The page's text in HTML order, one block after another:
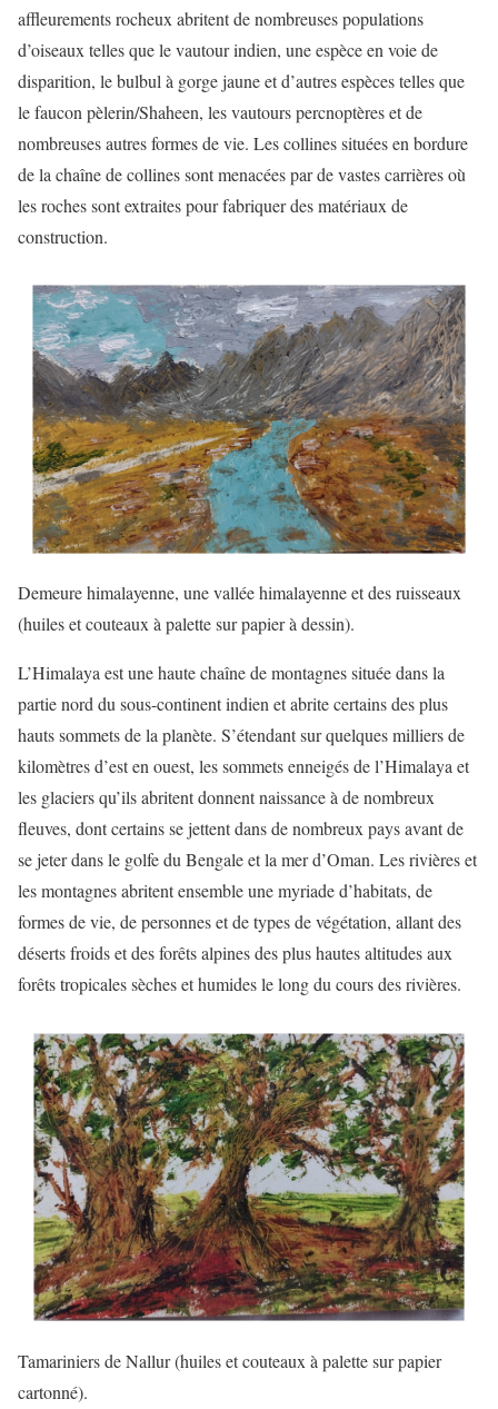
affleurements rocheux abritent de nombreuses populations
d’oiseaux telles que le vautour indien, une espèce en voie de
disparition, le bulbul à gorge jaune et d’autres espèces telles que
le faucon pèlerin/Shaheen, les vautours percnoptères et de
nombreuses autres formes de vie. Les collines situées en bordure
de la chaîne de collines sont menacées par de vastes carrières où
les roches sont extraites pour fabriquer des matériaux de
construction.
Demeure himalayenne, une vallée himalayenne et des ruisseaux
(huiles et couteaux à palette sur papier à dessin).
L’Himalaya est une haute chaîne de montagnes située dans la
partie nord du sous-continent indien et abrite certains des plus
hauts sommets de la planète. S’étendant sur quelques milliers de
kilomètres d’est en ouest, les sommets enneigés de l’Himalaya et
les glaciers qu’ils abritent donnent naissance à de nombreux
fleuves, dont certains se jettent dans de nombreux pays avant de
se jeter dans le golfe du Bengale et la mer d’Oman. Les rivières et
les montagnes abritent ensemble une myriade d’habitats, de
formes de vie, de personnes et de types de végétation, allant des
déserts froids et des forêts alpines des plus hautes altitudes aux
forêts tropicales sèches et humides le long du cours des rivières.
Tamariniers de Nallur (huiles et couteaux à palette sur papier
cartonné).